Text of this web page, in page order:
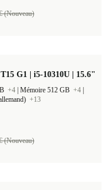
(Nouveau)
G1 | i5-10310U | 15.6"
+4 Mémoire 512 GB +4
+13
(Nouveau)